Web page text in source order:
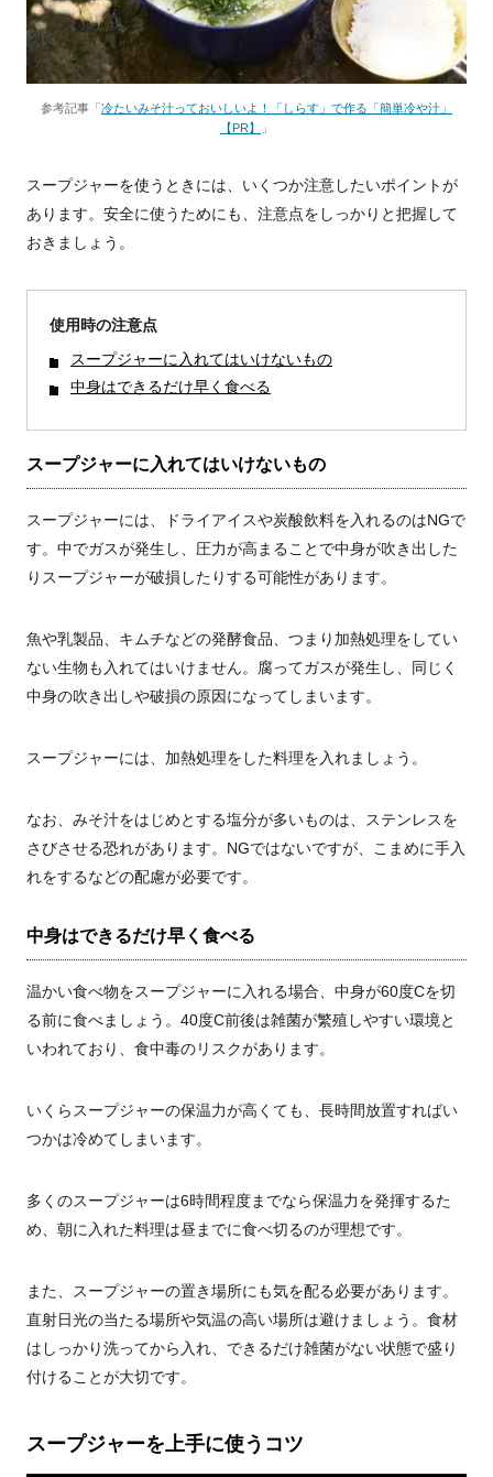
参考記事「 冷たいみそ汁っておいしいよ！「しらす」で作る「簡単冷や汁」
【PR】
」
スープジャーを使うときには、いくつか注意したいポイントが
あります。安全に使うためにも、注意点をしっかりと把握して
おきましょう。
使用時の注意点
スープジャーに入れてはいけないもの
中身はできるだけ早く食べる
スープジャーに入れてはいけないもの
スープジャーには、ドライアイスや炭酸飲料を入れるのはNGで
す。中でガスが発生し、圧力が高まることで中身が吹き出した
りスープジャーが破損したりする可能性があります。
魚や乳製品、キムチなどの発酵食品、つまり加熱処理をしてい
ない生物も入れてはいけません。腐ってガスが発生し、同じく
中身の吹き出しや破損の原因になってしまいます。
スープジャーには、加熱処理をした料理を入れましょう。
なお、みそ汁をはじめとする塩分が多いものは、ステンレスを
さびさせる恐れがあります。NGではないですが、こまめに手入
れをするなどの配慮が必要です。
中身はできるだけ早く食べる
温かい食べ物をスープジャーに入れる場合、中身が60度Cを切
る前に食べましょう。40度C前後は雑菌が繁殖しやすい環境と
いわれており、食中毒のリスクがあります。
いくらスープジャーの保温力が高くても、長時間放置すればい
つかは冷めてしまいます。
多くのスープジャーは6時間程度までなら保温力を発揮するた
め、朝に入れた料理は昼までに食べ切るのが理想です。
また、スープジャーの置き場所にも気を配る必要があります。
直射日光の当たる場所や気温の高い場所は避けましょう。食材
はしっかり洗ってから入れ、できるだけ雑菌がない状態で盛り
付けることが大切です。
スープジャーを上手に使うコツ